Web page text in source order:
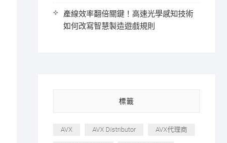
產線效率翻倍關鍵！高速光學感知技術
如何改寫智慧製造遊戲規則
標籤
AVX AVX Distributor AVX代理商